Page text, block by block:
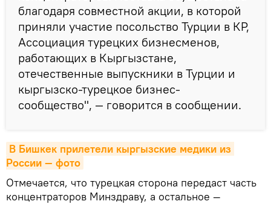
благодаря совместной акции, в которой
приняли участие посольство Турции в КР,
Ассоциация турецких бизнесменов,
работающих в Кыргызстане,
отечественные выпускники в Турции и
кыргызско-турецкое бизнес-
сообщество", — говорится в сообщении.
В Бишкек прилетели кыргызские медики из
России — фото
Отмечается, что турецкая сторона передаст часть
концентраторов Минздраву, а остальное —